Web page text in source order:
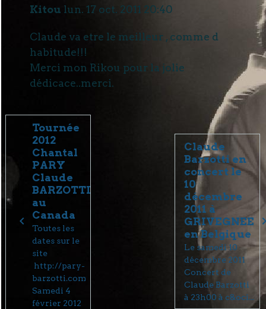
Kitou lun. 17 oct. 2011 20:40
Claude va etre le meilleur , comme d
habitude!!!
Merci mon Rikou pour la jolie
dédicace..merci.
Tournée
2012
Chantal
PARY
Claude
BARZOTTI
au
Canada
Toutes les
dates sur le
site
http://pary-
barzotti.com
Samedi 4
février 2012
Claude
Barzotti en
concert le
10
décembre
2011 à
GRIVEGNEE
en Belgique
Le samedi 10
décembre 2011
Concert de
Claude Barzotti
à 23h00 à c&oci...